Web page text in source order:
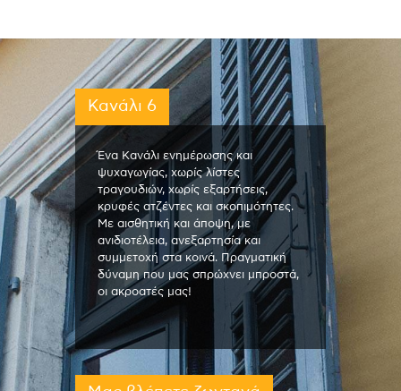
Κανάλι 6
Ένα Κανάλι ενημέρωσης και
ψυχαγωγίας, χωρίς λίστες
τραγουδιών, χωρίς εξαρτήσεις,
κρυφές ατζέντες και σκοπιμότητες.
Με αισθητική και άποψη, με
ανιδιοτέλεια, ανεξαρτησία και
συμμετοχή στα κοινά. Πραγματική
δύναμη που μας σπρώχνει μπροστά,
οι ακροατές μας!